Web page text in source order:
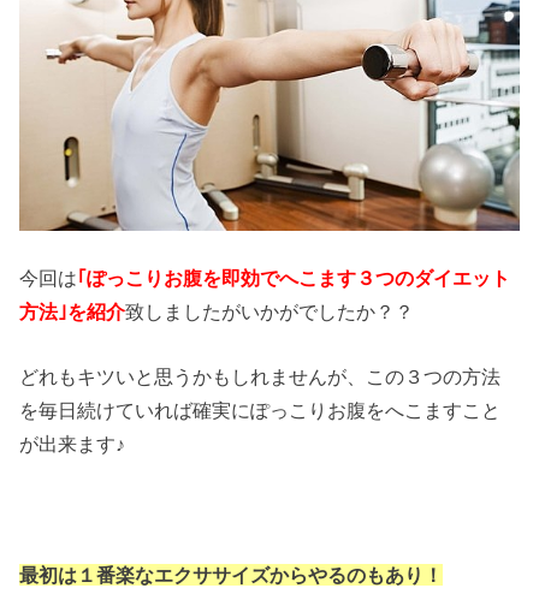
今回は｢ぽっこりお腹を即効でへこます３つのダイエット
方法｣を紹介致しましたがいかがでしたか？？
どれもキツいと思うかもしれませんが、この３つの方法
を毎日続けていれば確実にぽっこりお腹をへこますこと
が出来ます♪
最初は１番楽なエクササイズからやるのもあり！